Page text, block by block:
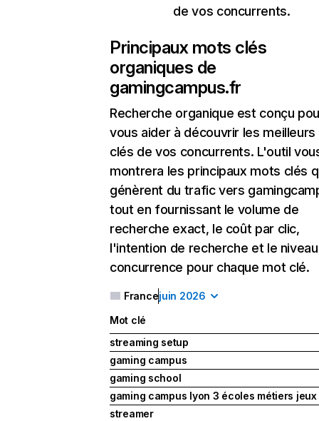
de vos concurrents.
Principaux mots clés
organiques de
gamingcampus.fr
Recherche organique est conçu
vous aider à découvrir les
clés de vos concurrents. L'outil
montrera les principaux mots clés
génèrent du trafic vers
tout en fournissant le volume de
recherche exact, le coût par clic,
l'intention de recherche et le
concurrence pour chaque mot clé.
Francejuin 2026
Mot clé
streaming setup
gaming campus
gaming school
gaming campus lyon 3 écoles métiers
streamer